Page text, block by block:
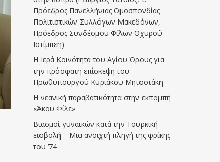
Πρόεδρος Πανελλήνιας Ομοσπονδίας
Πολιτιστικών Συλλόγων Μακεδόνων,
Πρόεδρος Συνδέσμου Φίλων Οχυρού
Ιστίμπεη)
Η Ιερά Κοινότητα του Αγίου Όρους για
την πρόσφατη επίσκεψη του
Πρωθυπουργού Κυριάκου Μητσοτάκη
Η νεανική παραβατικότητα στην εκπομπή
«Άκου Φίλε»
Βιασμοί γυναικών κατά την Τουρκική
εισβολή – Μια ανοιχτή πληγή της φρίκης
του ’74